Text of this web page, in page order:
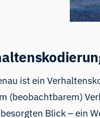
ist ein
(beobachtbarem)
Blick – ein